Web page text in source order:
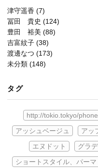
津守遥香 (7)
冨田 貴史 (124)
豊田 裕美 (88)
吉富紋子 (38)
渡邊なつ (173)
未分類 (148)
タグ
http://tokio.tokyo/
アッシュベージュ
アッ
エヌドット
グラ
ショートスタイル、パーマ